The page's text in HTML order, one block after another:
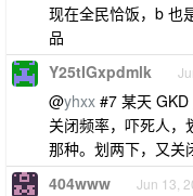
现在全民恰饭，b 也
品
Y25tIGxpdmlk
@yhxx #7 某天
关闭频率，吓死人，
那种。划两下，又关
404www Jun 13,